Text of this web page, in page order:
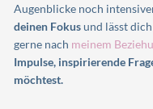
Augenblicke noch
deinen Fokusund lässt
gerne nach meinem
Impulse, inspirierende
möchtest.